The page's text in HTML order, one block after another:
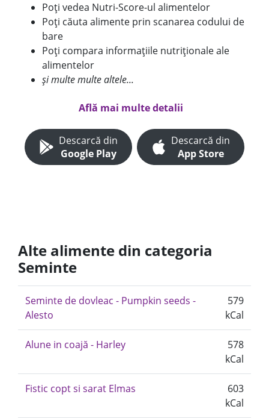
Poți vedea Nutri-Score-ul alimentelor
Poți căuta alimente prin scanarea codului de
bare
Poți compara informațiile nutriționale ale
alimentelor
și multe multe altele...
Află mai multe detalii
Descarcă din
Google Play
Descarcă din
App Store
Alte alimente din categoria
Seminte
Seminte de dovleac - Pumpkin seeds -
Alesto
579
kCal
Alune in coajă - Harley
578
kCal
Fistic copt si sarat Elmas
603
kCal